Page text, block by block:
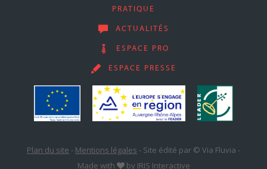
PRATIQUE
ACTUALITÉS
ESPACE PRO
ESPACE PRESSE
Plan du site - Mentions légales - Site édité par © Via Fluvia -
Made with
by IRIS Interactive